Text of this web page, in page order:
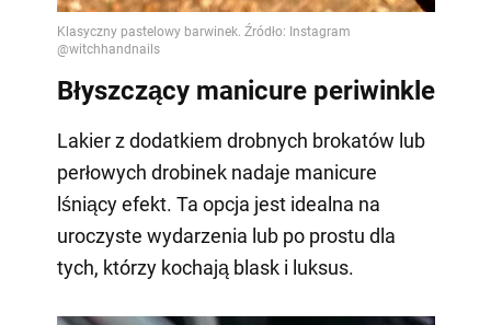
Błyszczący manicure periwinkle
Lakier z dodatkiem drobnych brokatów lub
perłowych drobinek nadaje manicure
lśniący efekt. Ta opcja jest idealna na
uroczyste wydarzenia lub po prostu dla
tych, którzy kochają blask i luksus.